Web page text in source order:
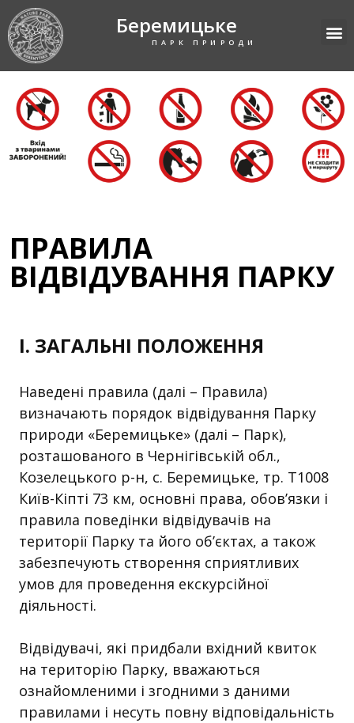
Беремицьке
ПАРК ПРИРОДИ
ПРАВИЛА
ВІДВІДУВАННЯ ПАРКУ
І. ЗАГАЛЬНІ ПОЛОЖЕННЯ
Наведені правила (далі – Правила)
визначають порядок відвідування Парку
природи «Беремицьке» (далі – Парк),
розташованого в Чернігівській обл.,
Козелецького р-н, с. Беремицьке, тр. Т1008
Київ-Кіпті 73 км, основні права, обов’язки і
правила поведінки відвідувачів на
території Парку та його об’єктах, а також
забезпечують створення сприятливих
умов для проведення екскурсійної
діяльності.
Відвідувачі, які придбали вхідний квиток
на територію Парку, вважаються
ознайомленими і згодними з даними
правилами і несуть повну відповідальність